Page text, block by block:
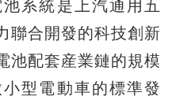
系統是上汽通用五
聯合開發的科技創新
池配套産業鏈的規模
型電動車的標準發